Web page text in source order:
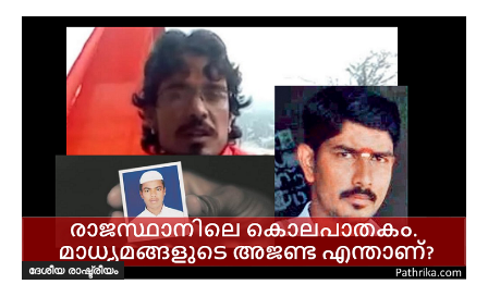
ദേശീയ രാഷ്ട്രീയം